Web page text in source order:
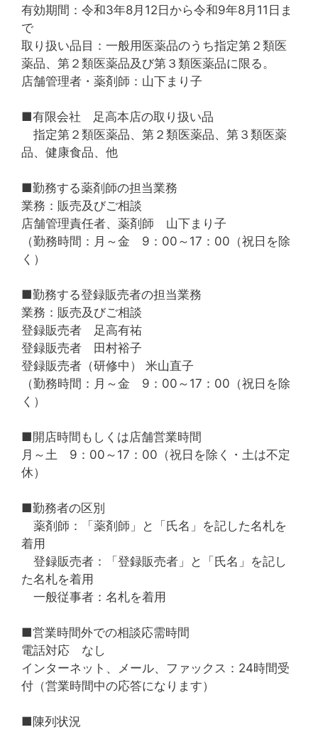
有効期間：令和3年8月12日から令和9年8月11日ま
で
取り扱い品目：一般用医薬品のうち指定第２類医
薬品、第２類医薬品及び第３類医薬品に限る。
店舗管理者・薬剤師：山下まり子
■有限会社 足高本店の取り扱い品
指定第２類医薬品、第２類医薬品、第３類医薬
品、健康食品、他
■勤務する薬剤師の担当業務
業務：販売及びご相談
店舗管理責任者、薬剤師 山下まり子
（勤務時間：月～金 9：00～17：00（祝日を除
く）
■勤務する登録販売者の担当業務
業務：販売及びご相談
登録販売者 足高有祐
登録販売者 田村裕子
登録販売者（研修中） 米山直子
（勤務時間：月～金 9：00～17：00（祝日を除
く）
■開店時間もしくは店舗営業時間
月～土 9：00～17：00（祝日を除く・土は不定
休）
■勤務者の区別
薬剤師：「薬剤師」と「氏名」を記した名札を
着用
登録販売者：「登録販売者」と「氏名」を記し
た名札を着用
一般従事者：名札を着用
■営業時間外での相談応需時間
電話対応 なし
インターネット、メール、ファックス：24時間受
付（営業時間中の応答になります）
■陳列状況